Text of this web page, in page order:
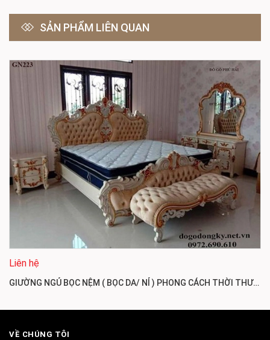
SẢN PHẨM LIÊN QUAN
Liên hệ
GIƯỜNG NGỦ BỌC NỆM ( BỌC DA/ NỈ ) PHONG CÁCH THỜI THƯỢNG GN223
VỀ CHÚNG TÔI